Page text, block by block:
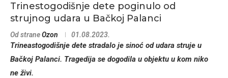
Trinestogodišnje dete poginulo od
strujnog udara u Bačkoj Palanci
Od straneOzon 01.08.2023.
Trineastogodišnje dete stradalo je sinoć od udara struje u
Bačkoj Palanci. Tragedija se dogodila u objektu u kom niko
ne živi.